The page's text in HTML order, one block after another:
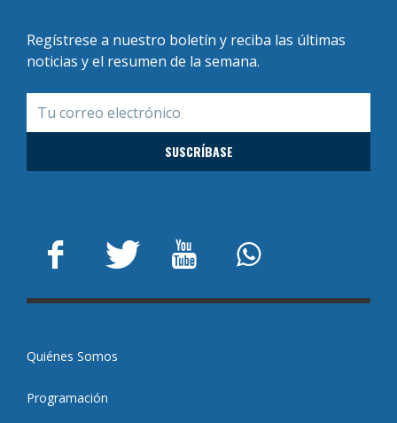
Regístrese a nuestro boletín y reciba las últimas
noticias y el resumen de la semana.
Quiénes Somos
Programación